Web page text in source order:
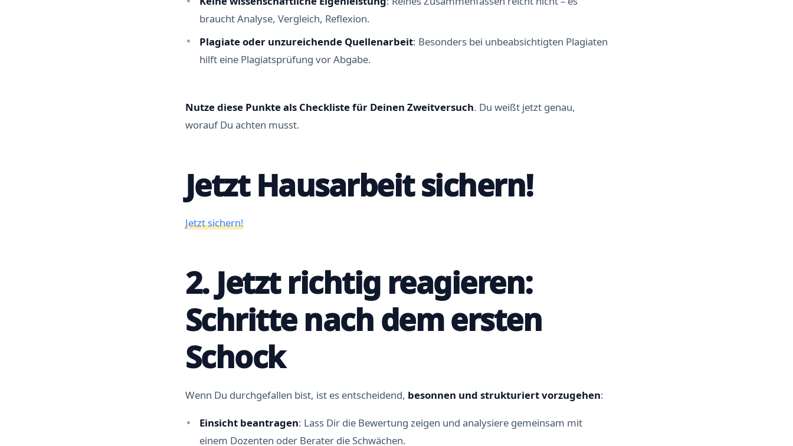
braucht Analyse, Vergleich, Reflexion.
Plagiate oder unzureichende Quellenarbeit: Besonders bei unbeabsichtigten Plagiaten
hilft eine Plagiatsprüfung vor Abgabe.
Nutze diese Punkte als Checkliste für Deinen Zweitversuch. Du weißt jetzt genau,
worauf Du achten musst.
Jetzt Hausarbeit sichern!
Jetzt sichern!
2. Jetzt richtig reagieren:
Schritte nach dem ersten
Schock
Wenn Du durchgefallen bist, ist es entscheidend, besonnen und strukturiert vorzugehen:
Einsicht beantragen: Lass Dir die Bewertung zeigen und analysiere gemeinsam mit
einem Dozenten oder Berater die Schwächen.